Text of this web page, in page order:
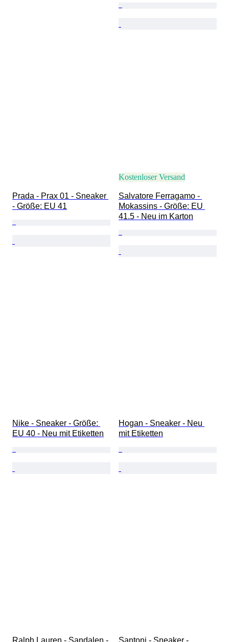
Prada - Prax 01 - Sneaker
- Größe: EU 41
Kostenloser Versand
Salvatore Ferragamo -
Mokassins - Größe: EU
41.5 - Neu im Karton
Nike - Sneaker - Größe:
EU 40 - Neu mit Etiketten
Hogan - Sneaker - Neu
mit Etiketten